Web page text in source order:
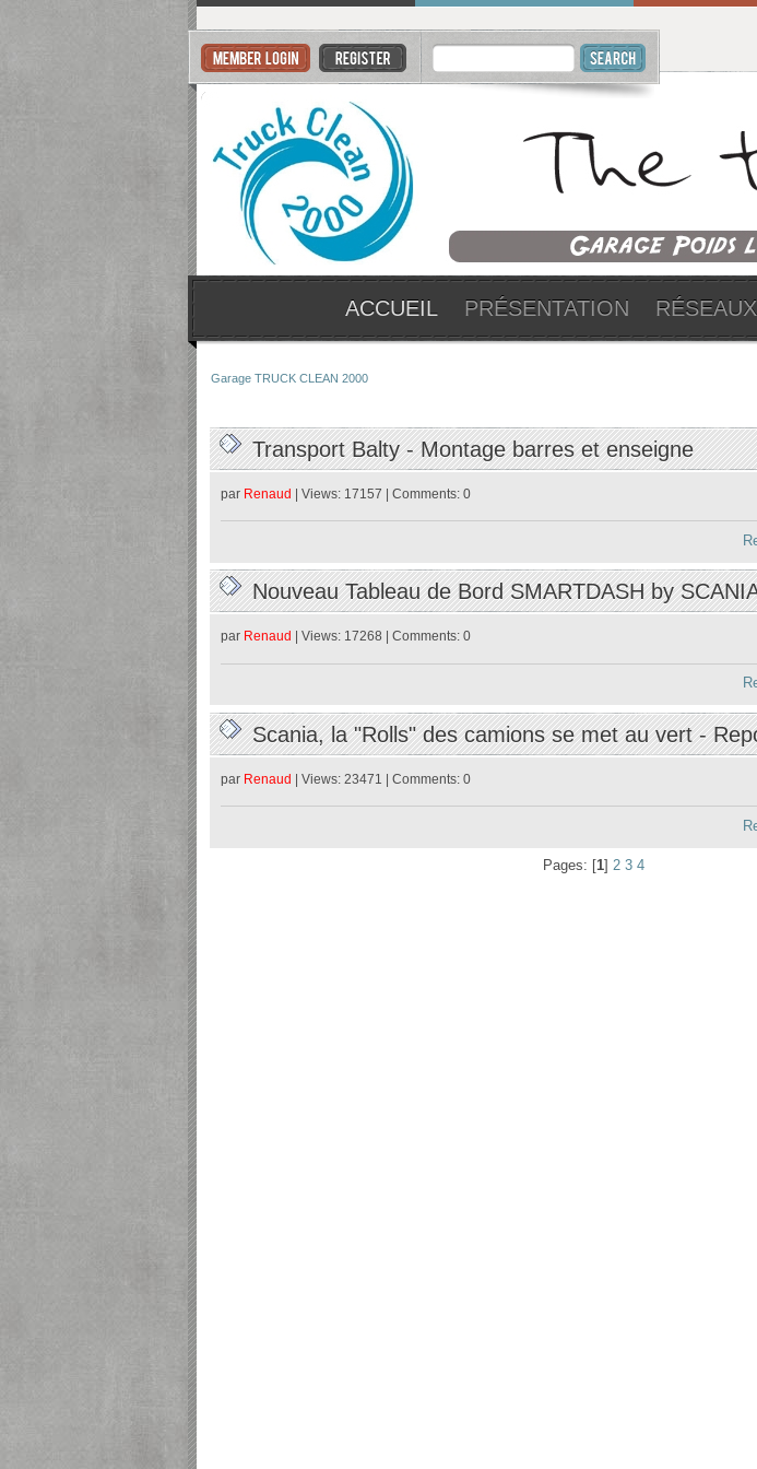
ACCUEIL PRÉSENTATION RÉSEAUX
Garage TRUCK CLEAN 2000
Transport Balty - Montage barres et enseigne
par Renaud | Views: 17157 | Comments: 0
Nouveau Tableau de Bord SMARTDASH by
par Renaud | Views: 17268 | Comments: 0
Scania, la "Rolls" des camions se met au vert -
26/02/2023
par Renaud | Views: 23471 | Comments: 0
Pages: [1] 2 3 4